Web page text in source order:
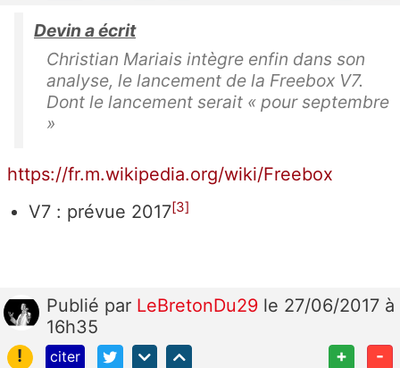
Devin a écrit
Christian Mariais intègre enfin dans son
analyse, le lancement de la Freebox V7.
Dont le lancement serait « pour septembre
»
https://fr.m.wikipedia.org/wiki/Freebox
V7 : prévue 2017[3]
Publié par LeBretonDu29 le 27/06/2017 à
16h35
!
citer + -